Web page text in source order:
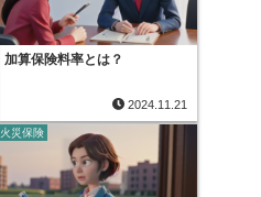
加算保険料率とは？
2024.11.21
火災保険